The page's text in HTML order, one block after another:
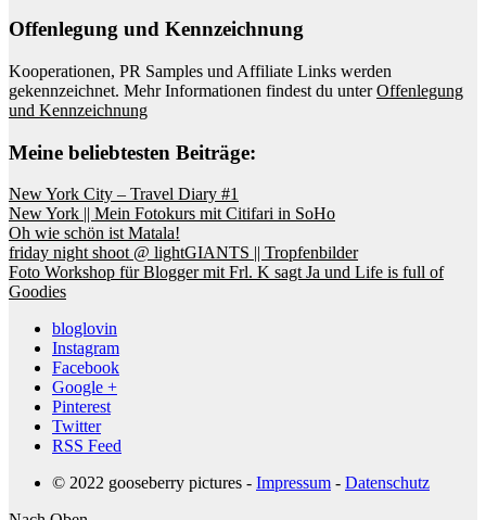
Offenlegung und Kennzeichnung
Kooperationen, PR Samples und Affiliate Links werden
gekennzeichnet. Mehr Informationen findest du unterOffenlegung
und Kennzeichnung
Meine beliebtesten Beiträge:
New York City – Travel Diary #1
New York || Mein Fotokurs mit Citifari in SoHo
Oh wie schön ist Matala!
friday night shoot @ lightGIANTS || Tropfenbilder
Foto Workshop für Blogger mit Frl. K sagt Ja und Life is full of
Goodies
bloglovin
Instagram
Facebook
Google +
Pinterest
Twitter
RSS Feed
© 2022 gooseberry pictures - Impressum - Datenschutz